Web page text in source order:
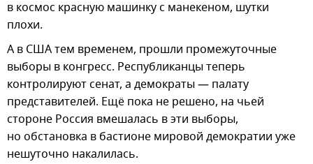
в космос красную машинку с манекеном, шутки
плохи.
А в США тем временем, прошли промежуточные
выборы в конгресс. Республиканцы теперь
контролируют сенат, а демократы — палату
представителей. Ещё пока не решено, на чьей
стороне Россия вмешалась в эти выборы,
но обстановка в бастионе мировой демократии уже
нешуточно накалилась.